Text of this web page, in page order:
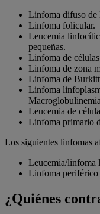
Linfoma difuso de
Linfoma folicular.
Leucemia
pequeñas.
Linfoma de
Linfoma de zona
Linfoma de
Linfoma
Leucemia de
Linfoma primario
Los siguientes linfomas
Leucemia/linfoma
Linfoma
¿Quiénes